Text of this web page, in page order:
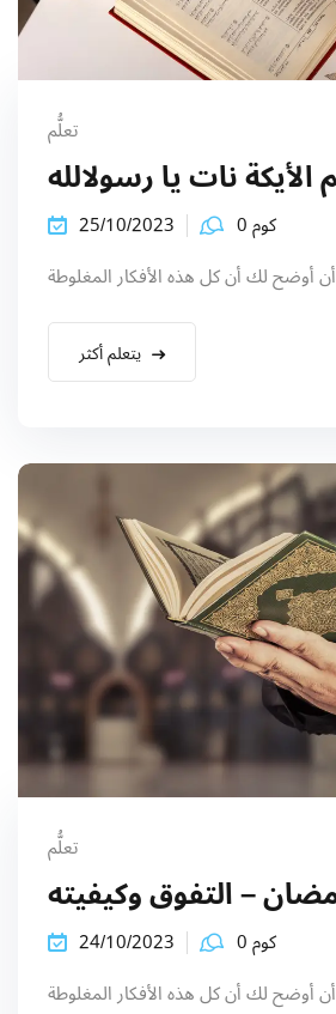
تعلُّم
الأيكة نات يا رسولالله
25/10/2023
كوم 0
يتعلم أكثر
تعلُّم
– التفوق وكيفيته
24/10/2023
كوم 0